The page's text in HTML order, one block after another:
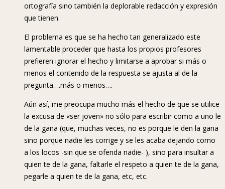
ortografía sino también la deplorable redacción y expresión
que tienen.
El problema es que se ha hecho tan generalizado este
lamentable proceder que hasta los propios profesores
prefieren ignorar el hecho y limitarse a aprobar si más o
menos el contenido de la respuesta se ajusta al de la
pregunta….más o menos….
Aún así, me preocupa mucho más el hecho de que se utilice
la excusa de «ser joven» no sólo para escribir como a uno le
de la gana (que, muchas veces, no es porque le den la gana
sino porque nadie les corrige y se les acaba dejando como
a los locos -sin que se ofenda nadie- ), sino para insultar a
quien te de la gana, faltarle el respeto a quien te de la gana,
pegarle a quien te de la gana, etc, etc.